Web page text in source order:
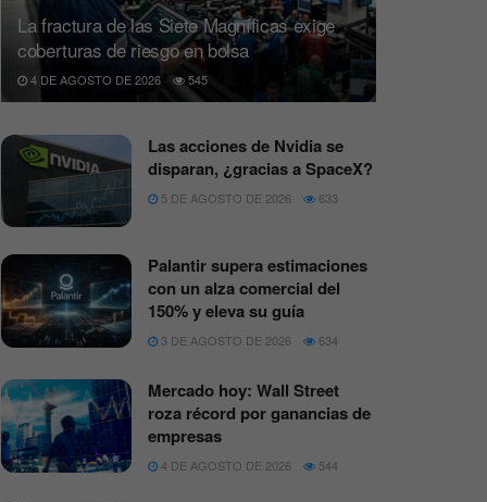
La fractura de las Siete Magníficas exige
coberturas de riesgo en bolsa
4 DE AGOSTO DE 2026 545
Las acciones de Nvidia se
disparan, ¿gracias a SpaceX?
5 DE AGOSTO DE 2026 633
Palantir supera estimaciones
con un alza comercial del
150% y eleva su guía
3 DE AGOSTO DE 2026 634
Mercado hoy: Wall Street
roza récord por ganancias de
empresas
4 DE AGOSTO DE 2026 544